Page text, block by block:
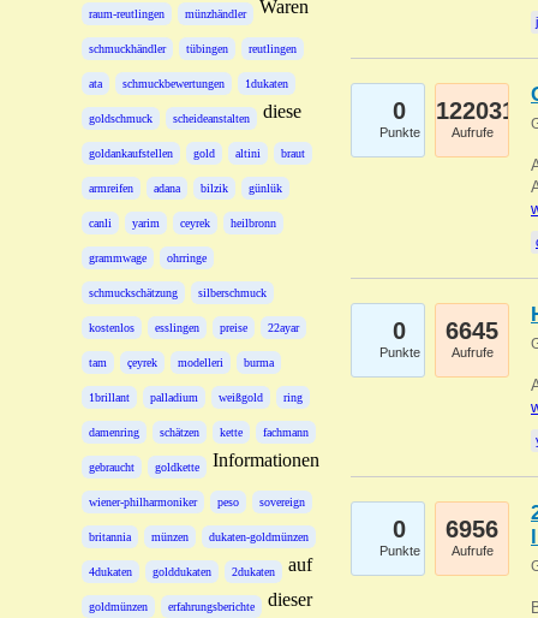
raum-reutlingen münzhändler
schmuckhändler tübingen reutlingen
ata schmuckbewertungen 1dukaten
goldschmuck scheideanstalten
goldankaufstellen gold altini braut
armreifen adana bilzik günlük
canli yarim ceyrek heilbronn
grammwage ohrringe
schmuckschätzung silberschmuck
kostenlos esslingen preise 22ayar
tam çeyrek modelleri burma
1brillant palladium weißgold ring
damenring schätzen kette fachmann
gebraucht goldkette
wiener-philharmoniker peso sovereign
britannia münzen dukaten-goldmünzen
4dukaten golddukaten 2dukaten
goldmünzen erfahrungsberichte
Waren
diese
Informationen
auf
dieser
0
Punkte
122031
Aufrufe
0
Punkte
6645
Aufrufe
0
Punkte
6956
Aufrufe